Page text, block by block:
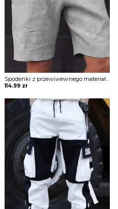
114.99 zł